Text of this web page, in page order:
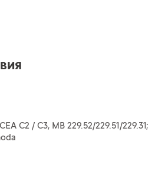
C2 / C3, MB 229.52/229.51/229.31;